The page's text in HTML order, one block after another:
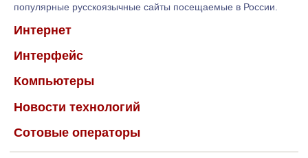
популярные русскоязычные сайты посещаемые в России.
Интернет
Интерфейс
Компьютеры
Новости технологий
Сотовые операторы